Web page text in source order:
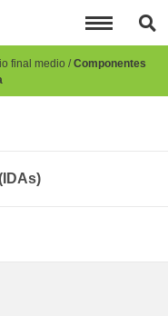
final medio Componentes